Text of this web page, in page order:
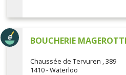
BOUCHERIE
Chaussée de Tervuren , 389
1410 - Waterloo